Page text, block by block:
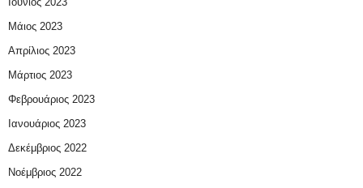
Μάιος 2023
Απρίλιος 2023
Μάρτιος 2023
Φεβρουάριος 2023
Ιανουάριος 2023
Δεκέμβριος 2022
Νοέμβριος 2022